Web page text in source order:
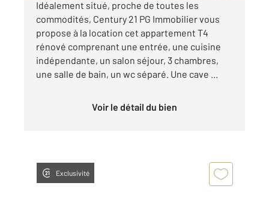
Idéalement situé, proche de toutes les
commodités, Century 21 PG Immobilier vous
propose à la location cet appartement T4
rénové comprenant une entrée, une cuisine
indépendante, un salon séjour, 3 chambres,
une salle de bain, un wc séparé. Une cave ...
Voir le détail du bien
Exclusivité